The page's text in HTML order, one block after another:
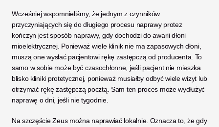
Wcześniej wspomnieliśmy, że jednym z czynników
przyczyniających się do długiego procesu naprawy protez
kończyn jest sposób naprawy, gdy dochodzi do awarii dłoni
mioelektrycznej. Ponieważ wiele klinik nie ma zapasowych dłoni,
muszą one wysłać pacjentowi rękę zastępczą od producenta. To
samo w sobie może być czasochłonne, jeśli pacjent nie mieszka
blisko kliniki protetycznej, ponieważ musiałby odbyć wiele wizyt lub
otrzymać rękę zastępczą pocztą. Sam ten proces może wydłużyć
naprawę o dni, jeśli nie tygodnie.
Na szczęście Zeus można naprawiać lokalnie. Oznacza to, że gdy